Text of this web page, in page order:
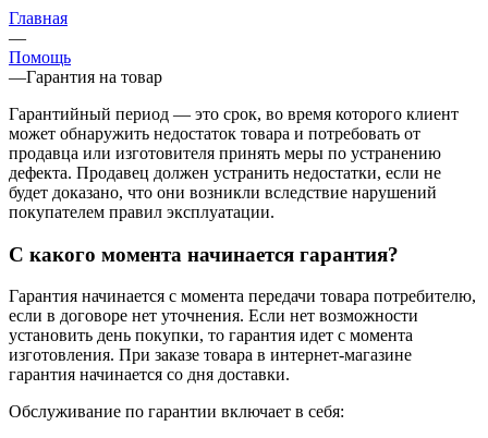
Главная
—
Помощь
—Гарантия на товар
Гарантийный период — это срок, во время которого клиент
может обнаружить недостаток товара и потребовать от
продавца или изготовителя принять меры по устранению
дефекта. Продавец должен устранить недостатки, если не
будет доказано, что они возникли вследствие нарушений
покупателем правил эксплуатации.
С какого момента начинается гарантия?
Гарантия начинается с момента передачи товара потребителю,
если в договоре нет уточнения. Если нет возможности
установить день покупки, то гарантия идет с момента
изготовления. При заказе товара в интернет-магазине
гарантия начинается со дня доставки.
Обслуживание по гарантии включает в себя: